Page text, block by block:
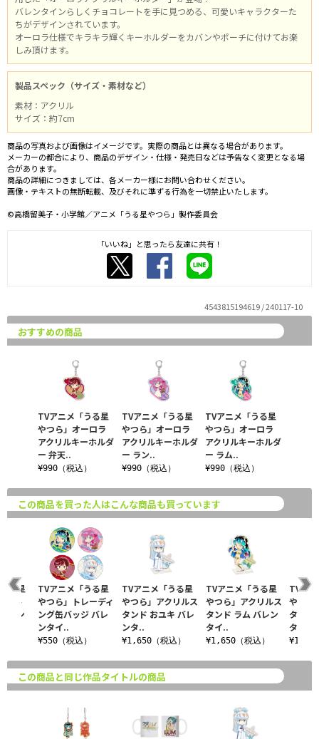
バレンタインらしくチョコレートを手に見つめる、可愛いキャラクターた
ちがデザインされています。
オーロラ仕様でキラキラ輝くキーホルダーをカバンやポーチに付けてお楽
しみ頂けます。
製品スペック（サイズ・素材など）
素材：アクリル
サイズ：約7cm
商品の写真および画像はイメージです。実際の商品とは異なる場合があります。
メーカーの都合により、商品のデザイン・仕様・発売日などは予告なく変更となる場
合があります。
商品の詳細につきましては、各メーカー様にお問い合わせください。
画像・テキストの無断転載、及びそれに準ずる行為を一切禁止いたします。
©高橋留美子・小学館／アニメ「うる星やつら」製作委員会
「いいね」と思ったら友達に共有！
4543815194619 / 240117-10
おすすめの商品
TVアニメ「うる星
やつら」オーロラ
アクリルキーホルダ
ー ラン..
¥990（税込）
TVアニメ「うる星
やつら」オーロラ
アクリルキーホルダ
ー ラム..
¥990（税込）
TVアニメ「うる星
やつら」オーロラ
アクリルキーホルダ
ー 弁天..
¥990（税込）
この商品を買った人はこんな商品も買っています
TVアニメ「うる星
やつら」アクリルス
タンド おユキ バレ
ンタ..
¥1,650（税込）
TVアニメ「うる星
やつら」アクリルス
タンド ラム バレン
タイ..
¥1,650（税込）
TVア
やつら
タンド
タイ..
る星
ジト
イン
TVアニメ「うる星
やつら」トレーディ
ング缶バッジ バレ
ンタイ..
¥550（税込）
この商品と同じ作品タイトルの商品